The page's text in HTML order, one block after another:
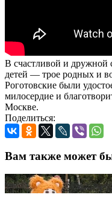
В счастливой и дружной
детей — трое родных и
Роготовские были
милосердие и
Москве.
Поделиться:
Вам также может